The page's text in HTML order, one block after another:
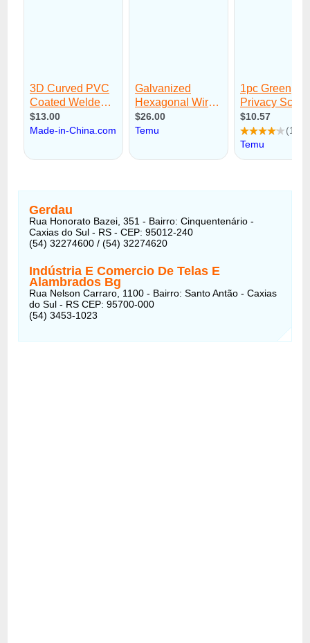
Gerdau
Rua Honorato Bazei, 351 - Bairro: Cinquentenário -
Caxias do Sul - RS - CEP: 95012-240
(54) 32274600 / (54) 32274620
Indústria E Comercio De Telas E
Alambrados Bg
Rua Nelson Carraro, 1100 - Bairro: Santo Antão - Caxias
do Sul - RS CEP: 95700-000
(54) 3453-1023